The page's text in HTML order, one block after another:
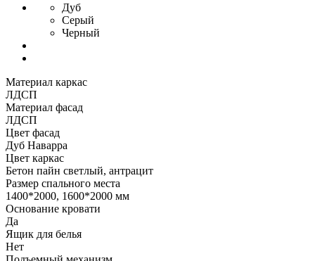
Дуб
Серый
Черный
Материал каркас
ЛДСП
Материал фасад
ЛДСП
Цвет фасад
Дуб Наварра
Цвет каркас
Бетон пайн светлый, антрацит
Размер спального места
1400*2000, 1600*2000 мм
Основание кровати
Да
Ящик для белья
Нет